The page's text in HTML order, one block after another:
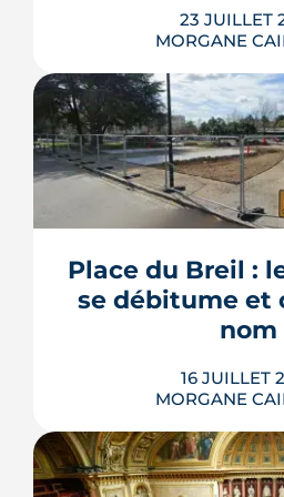
23 JUILLET
MORGANE
Les travaux
(TMA) permettent de
plans d'un logement
réserve de la
l'accord du
livraison, ces
s'encadrent par un
Place du Breil :
se débitume et
nom
16 JUILLET
MORGANE